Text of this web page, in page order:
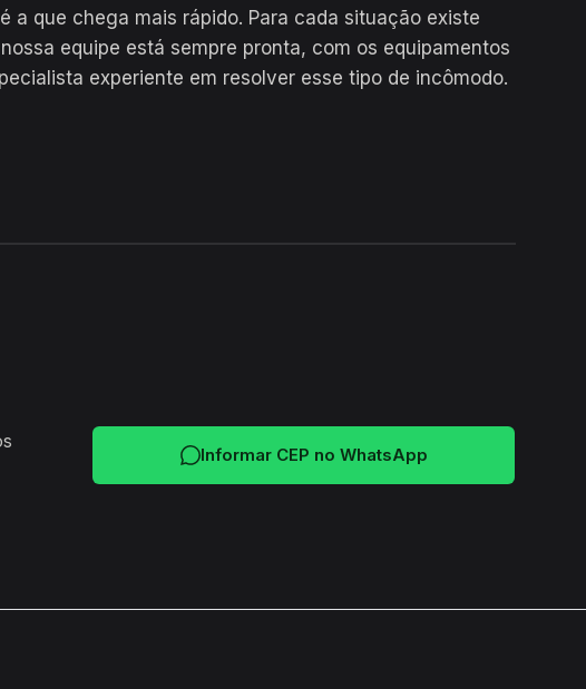
a que chega mais rápido. Para cada situação existe
equipe está sempre pronta, com os equipamentos
experiente em resolver esse tipo de incômodo.
Informar CEP no WhatsApp